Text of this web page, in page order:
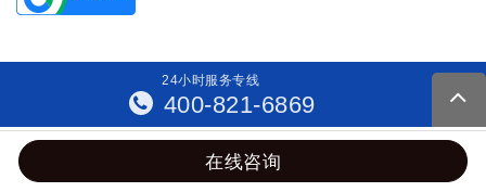
24小时服务专线
400-821-6869
在线咨询